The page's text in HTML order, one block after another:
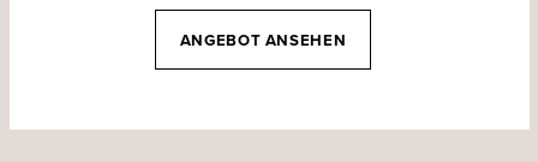
ANGEBOT ANSEHEN